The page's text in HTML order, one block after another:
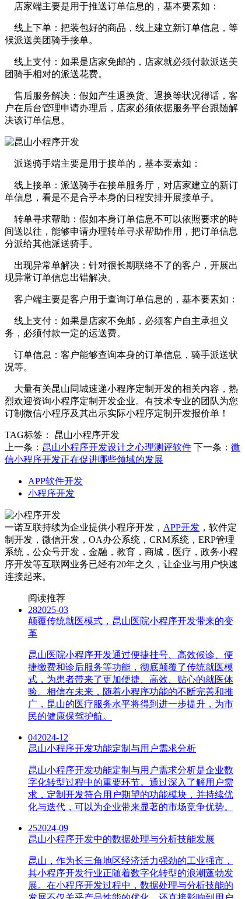
店家端主要是用于推送订单信息的，基本要素如：
线上下单：把装包好的商品，线上建立新订单信息，等
候派送美团骑手接单。
线上支付：如果是店家免邮的，店家就必须付款派送美
团骑手相对的派送花费。
售后服务解决：假如产生退换货、退换等状况得话，客
户在后台管理申请办理后，店家必须依据服务平台跟随解
决该订单信息。
派送骑手端主要是用于接单的，基本要素如：
线上接单：派送骑手在接单服务厅，对店家建立的新订
单信息，看是不是合乎本身的日程安排开展接单子。
转单寻求帮助：假如本身订单信息不可以依照要求的時
间送以往，能够申请办理转单寻求帮助作用，把订单信息
分派给其他派送骑手。
出现异常单解决：针对很长期联络不了的客户，开展出
现异常订单信息出错解决。
客户端主要是客户用于查询订单信息的，基本要素如：
线上支付：如果是店家不免邮，必须客户自主承担义
务，必须付款一定的运送费。
订单信息：客户能够查询本身的订单信息，骑手派送状
况等。
大量有关昆山同城速递小程序定制开发的相关内容，热
烈欢迎资询小程序定制开发企业。有技术专业的团队为您
订制微信小程序及其出示实际小程序定制开发报价单！
TAG标签：
昆山小程序开发
上一条： 昆山小程序开发设计之心理测评软件 下一条： 微
信小程序开发正在促进哪些领域的发展
APP软件开发
小程序开发
一诺互联持续为企业提供小程序开发， APP开发 ，软件定
制开发，微信开发，OA办公系统，CRM系统，ERP管理
系统，公众号开发，金融，教育，商城，医疗，政务小程
序开发等互联网业务已经有20年之久，让企业与用户快速
连接起来。
阅读推荐
282025-03
颠覆传统就医模式，昆山医院小程序开发带来的变
革
昆山医院小程序开发通过便捷挂号、高效候诊、便
捷缴费和诊后服务等功能，彻底颠覆了传统就医模
式，为患者带来了更加便捷、高效、贴心的就医体
验。相信在未来，随着小程序功能的不断完善和推
广，昆山的医疗服务水平将得到进一步提升，为市
民的健康保驾护航。
042024-12
昆山小程序开发功能定制与用户需求分析
昆山小程序开发功能定制与用户需求分析是企业数
字化转型过程中的重要环节。通过深入了解用户需
求，定制开发符合用户期望的功能模块，并持续优
化与迭代，可以为企业带来显著的市场竞争优势。
252024-09
昆山小程序开发中的数据处理与分析技能发展
昆山，作为长三角地区经济活力强劲的工业强市，
其小程序开发行业正随着数字化转型的浪潮蓬勃发
展。在小程序开发过程中，数据处理与分析技能的